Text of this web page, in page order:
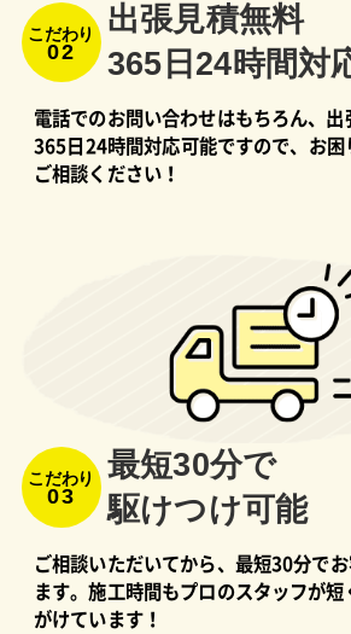
こだわり
02
出張⾒積無料
365⽇24時間対
電話でのお問い合わせはもちろん、出
365日24時間対応可能ですので、お困
ご相談ください！
こだわり
03
最短30分で
駆けつけ可能
ご相談いただいてから、最短30分で
ます。施工時間もプロのスタッフが
がけています！